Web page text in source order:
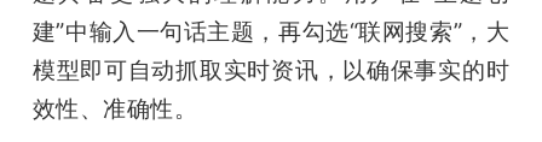
建”中输入一句话主题，再勾选“联网搜索”，大
模型即可自动抓取实时资讯，以确保事实的时
效性、准确性。